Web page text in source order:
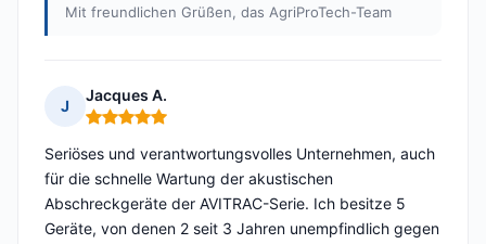
Mit freundlichen Grüßen, das AgriProTech-Team
J
Jacques A.
Hinweis: 5 von 5
Seriöses und verantwortungsvolles Unternehmen, auch
für die schnelle Wartung der akustischen
Abschreckgeräte der AVITRAC-Serie. Ich besitze 5
Geräte, von denen 2 seit 3 Jahren unempfindlich gegen